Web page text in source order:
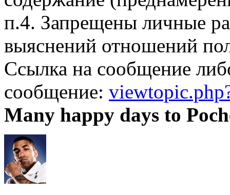
п.4. Запрещены личные
выяснений отношений
Ссылка на сообщение
сообщение:
Many happy days to